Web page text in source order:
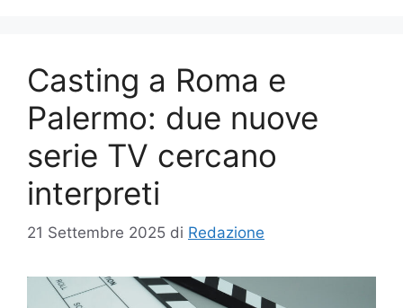
Casting a Roma e
Palermo: due nuove
serie TV cercano
interpreti
21 Settembre 2025 di Redazione